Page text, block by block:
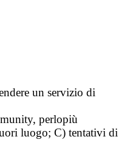
un servizio di
perlopiù
luogo; C) tentativi di